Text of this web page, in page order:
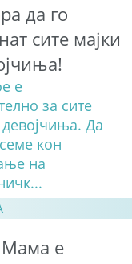
да го
сите мајки
е
за сите
девојчиња. Да
кон
на
е